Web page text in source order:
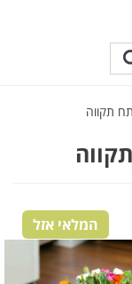
תקווה
המלאי אזל